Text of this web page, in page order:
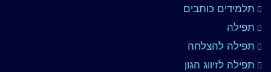
תלמידים כותבים
תפילה
תפילה להצלחה
תפילה לזיווג הגון